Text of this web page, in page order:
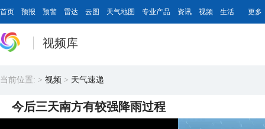
首页 预报 预警 雷达 云图 天气地图 专业产品 资讯 视频 生活 更多
视频库
当前位置: > 视频 > 天气速递
今后三天南方有较强降雨过程